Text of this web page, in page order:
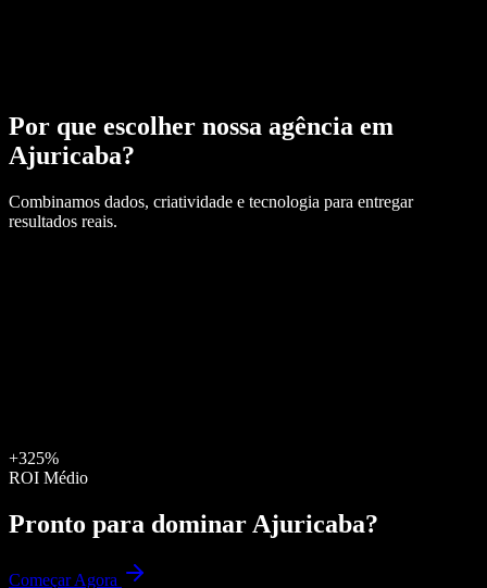
Por que escolher nossa agência em
Ajuricaba?
Combinamos dados, criatividade e tecnologia para entregar
resultados reais.
+325%
ROI Médio
Pronto para dominar Ajuricaba?
Começar Agora